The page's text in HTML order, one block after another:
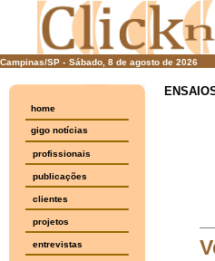
Campinas/SP - Sábado, 8 de agosto de 2026
home
gigo notícias
profissionais
publicações
clientes
projetos
entrevistas